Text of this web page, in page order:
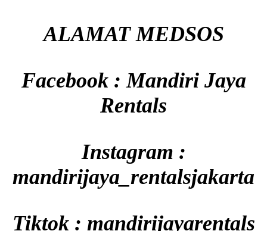
ALAMAT MEDSOS
Facebook : Mandiri Jaya
Rentals
Instagram :
mandirijaya_rentalsjakarta
Tiktok : mandirijayarentals